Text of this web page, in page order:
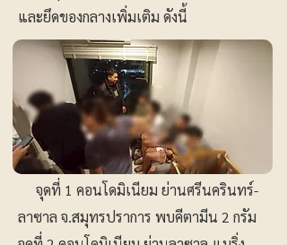
และยึดของกลางเพิ่มเติม ดังนี้
จุดที่ 1 คอนโดมิเนียม ย่านศรีนครินทร์-
ลาซาล จ.สมุทรปราการ พบคีตามีน 2 กรัม